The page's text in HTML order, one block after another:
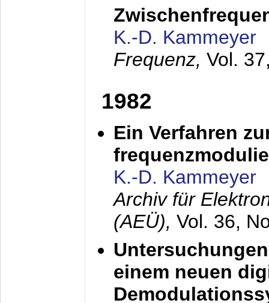
K.-D. Kammeyer
Frequenz, Vol.
1982
Ein Verfahren
K.-D. Kammeyer
Archiv für
(AEÜ), Vol. 36,
einem neuen